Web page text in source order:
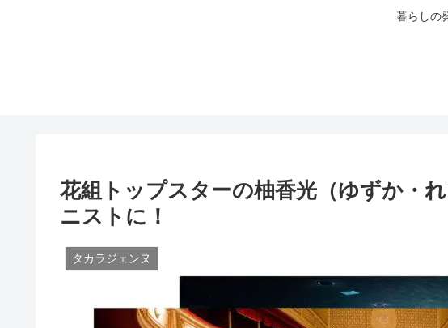
暮らしの
花組トップスターの柚香光（ゆずか・
ニストに！
タカラジェンヌ